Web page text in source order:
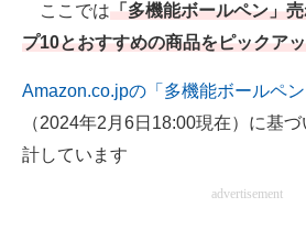
製造業のIT導入・活用を支援
モノづくり技術者専門サイト
エレクトロニクス専門サイト
ここでは「多機能ボールペン」
プ10とおすすめの商品をピックア
Amazon.co.jpの「多機能ボールペ
（2024年2月6日18:00現在）に基
計しています
advertisement